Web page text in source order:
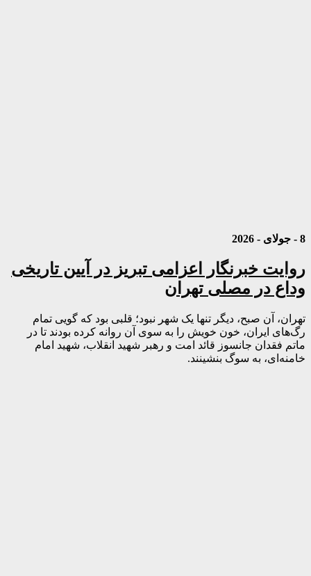
8 - جولای - 2026
روایت خبرنگار اعزامی تبریز در آیین تاریخی
وداع در مصلی تهران
تهران، آن صبح، دیگر تنها یک شهر نبود؛ قلبی بود که گویی تمام
رگ‌های ایران، خون خویش را به سوی آن روانه کرده بودند تا در
ماتم فقدان جانسوز قائد امت و رهبر شهید انقلاب، شهید امام
خامنه‌ای، به سوگ بنشینند.